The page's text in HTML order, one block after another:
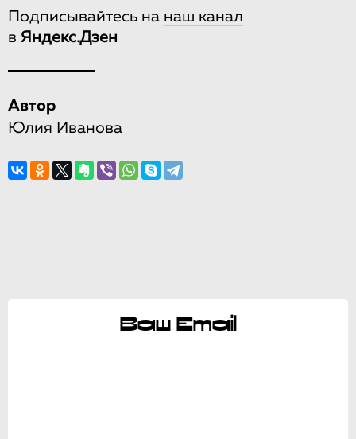
Подписывайтесь на наш канал
в Яндекс.Дзен
Автор
Юлия Иванова
Ваш Email